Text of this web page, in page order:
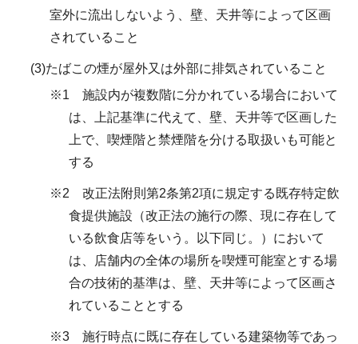
室外に流出しないよう、壁、天井等によって区画
されていること
(3)たばこの煙が屋外又は外部に排気されていること
※1 施設内が複数階に分かれている場合において
は、上記基準に代えて、壁、天井等で区画した
上で、喫煙階と禁煙階を分ける取扱いも可能と
する
※2 改正法附則第2条第2項に規定する既存特定飲
食提供施設（改正法の施行の際、現に存在して
いる飲食店等をいう。以下同じ。）において
は、店舗内の全体の場所を喫煙可能室とする場
合の技術的基準は、壁、天井等によって区画さ
れていることとする
※3 施行時点に既に存在している建築物等であっ